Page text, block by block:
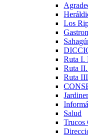
Los
Ruta I.
Ruta
Ruta
Salud
Trucos